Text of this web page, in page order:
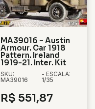
MA39016 – Austin
Armour. Car 1918
Pattern. Ireland
1919-21. Inter. Kit
SKU:
MA39016
- ESCALA:
1/35
R$ 551,87